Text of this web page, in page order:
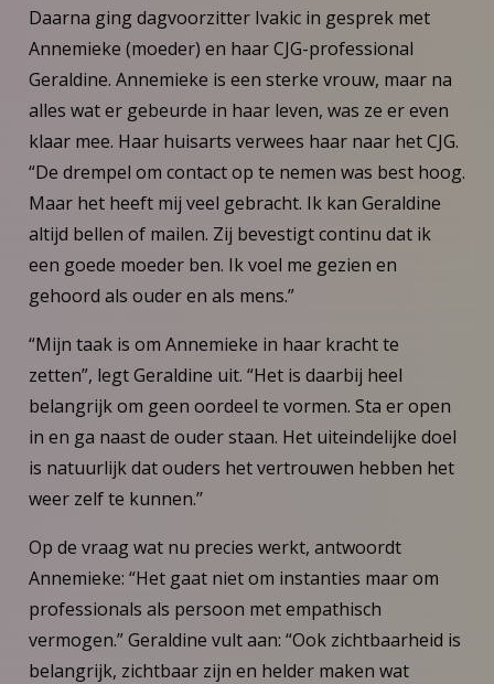
Daarna ging dagvoorzitter Ivakic in gesprek met
Annemieke (moeder) en haar CJG-professional
Geraldine. Annemieke is een sterke vrouw, maar na
alles wat er gebeurde in haar leven, was ze er even
klaar mee. Haar huisarts verwees haar naar het CJG.
“De drempel om contact op te nemen was best hoog.
Maar het heeft mij veel gebracht. Ik kan Geraldine
altijd bellen of mailen. Zij bevestigt continu dat ik
een goede moeder ben. Ik voel me gezien en
gehoord als ouder en als mens.”
“Mijn taak is om Annemieke in haar kracht te
zetten”, legt Geraldine uit. “Het is daarbij heel
belangrijk om geen oordeel te vormen. Sta er open
in en ga naast de ouder staan. Het uiteindelijke doel
is natuurlijk dat ouders het vertrouwen hebben het
weer zelf te kunnen.’’
Op de vraag wat nu precies werkt, antwoordt
Annemieke: “Het gaat niet om instanties maar om
professionals als persoon met empathisch
vermogen.” Geraldine vult aan: “Ook zichtbaarheid is
belangrijk, zichtbaar zijn en helder maken wat